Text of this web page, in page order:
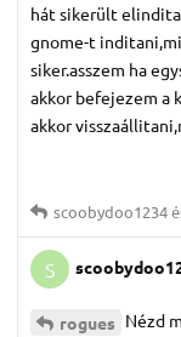
hát sikerült
gnome-t
siker.asszem ha
akkor befejezem a
akkor
scoobydoo1234
S
rogues Nézd